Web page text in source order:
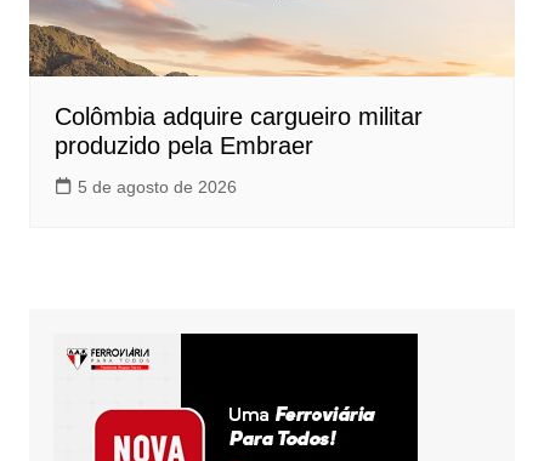
Colômbia adquire cargueiro militar
produzido pela Embraer
5 de agosto de 2026